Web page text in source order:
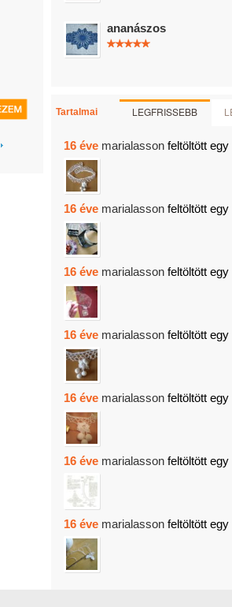
ananászos
Tartalmai LEGFRISSEBB
16 éve marialasson feltöltött
16 éve marialasson feltöltött
16 éve marialasson feltöltött
16 éve marialasson feltöltött
16 éve marialasson feltöltött
16 éve marialasson feltöltött
16 éve marialasson feltöltött